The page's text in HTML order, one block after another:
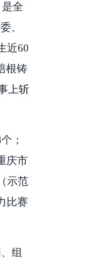
全
、
近60
根铸
上斩
个；
庆市
示范
比赛
组